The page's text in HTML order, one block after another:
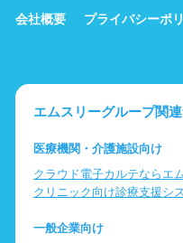
会社概要 プライバシーポ
エムスリーグループ関連
医療機関・介護施設向け
クラウド電子カルテならエ
クリニック向け診療支援シ
一般企業向け